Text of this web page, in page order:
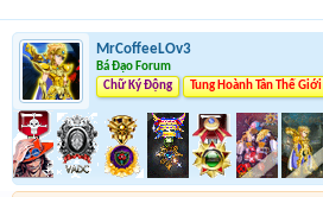
MrCoffeeLOv3
Bá Đạo Forum
Chữ Ký Động
Tung Hoành Tân Thế Giới